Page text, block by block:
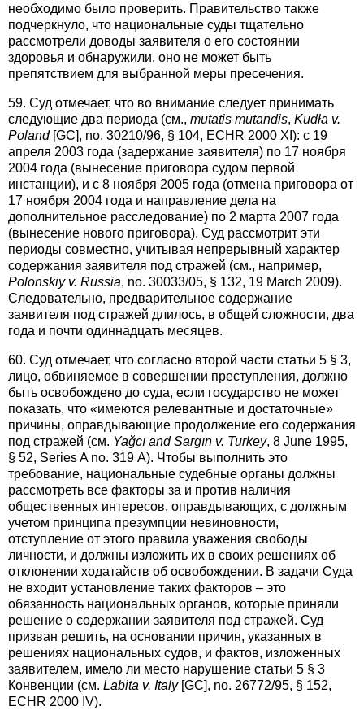
необходимо было проверить. Правительство также
подчеркнуло, что национальные суды тщательно
рассмотрели доводы заявителя о его состоянии
здоровья и обнаружили, оно не может быть
препятствием для выбранной меры пресечения.
59. Суд отмечает, что во внимание следует принимать
следующие два периода (см., mutatis mutandis, Kudła v.
Poland [GC], no. 30210/96, § 104, ECHR 2000 XI): с 19
апреля 2003 года (задержание заявителя) по 17 ноября
2004 года (вынесение приговора судом первой
инстанции), и с 8 ноября 2005 года (отмена приговора от
17 ноября 2004 года и направление дела на
дополнительное расследование) по 2 марта 2007 года
(вынесение нового приговора). Суд рассмотрит эти
периоды совместно, учитывая непрерывный характер
содержания заявителя под стражей (см., например,
Polonskiy v. Russia, no. 30033/05, § 132, 19 March 2009).
Следовательно, предварительное содержание
заявителя под стражей длилось, в общей сложности, два
года и почти одиннадцать месяцев.
60. Суд отмечает, что согласно второй части статьи 5 § 3,
лицо, обвиняемое в совершении преступления, должно
быть освобождено до суда, если государство не может
показать, что «имеются релевантные и достаточные»
причины, оправдывающие продолжение его содержания
под стражей (см. Yağcı and Sargın v. Turkey, 8 June 1995,
§ 52, Series A no. 319 A). Чтобы выполнить это
требование, национальные судебные органы должны
рассмотреть все факторы за и против наличия
общественных интересов, оправдывающих, с должным
учетом принципа презумпции невиновности,
отступление от этого правила уважения свободы
личности, и должны изложить их в своих решениях об
отклонении ходатайств об освобождении. В задачи Суда
не входит установление таких факторов – это
обязанность национальных органов, которые приняли
решение о содержании заявителя под стражей. Суд
призван решить, на основании причин, указанных в
решениях национальных судов, и фактов, изложенных
заявителем, имело ли место нарушение статьи 5 § 3
Конвенции (см. Labita v. Italy[GC], no. 26772/95, § 152,
ECHR 2000 IV).